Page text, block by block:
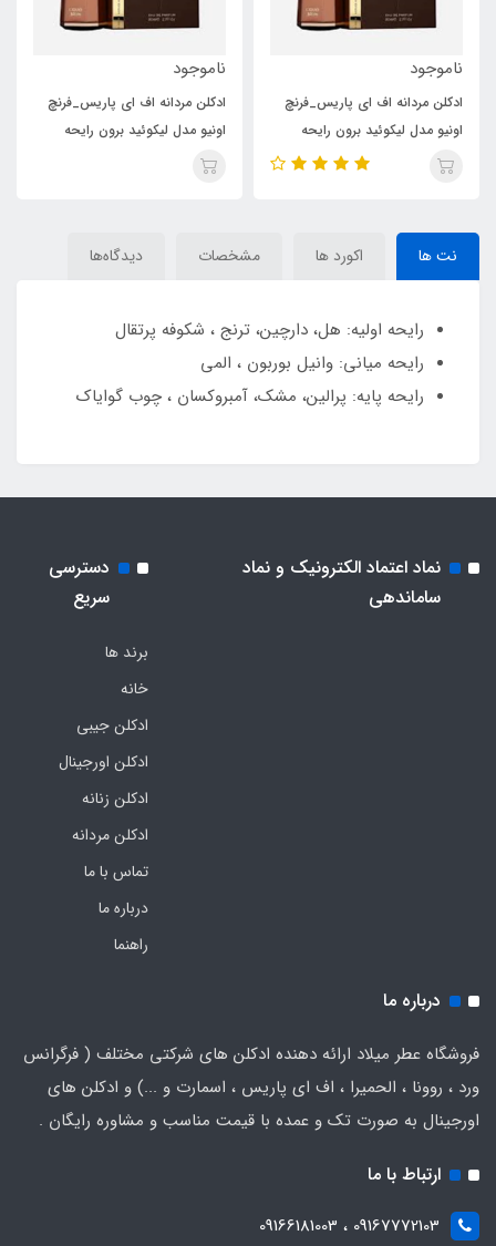
ناموجود
ادکلن مردانه اف ای پاریس_فرنچ
اونیو مدل لیکوئید برون رایحه
پارفومز مارلی التیر_ الثائر( LIQUID
ناموجود
ادکلن مردانه اف ای پاریس_فرنچ
اونیو مدل لیکوئید برون رایحه
نت ها اکورد ها مشخصات دیدگاه‌ها
رایحه اولیه: هل، دارچین، ترنج ، شکوفه پرتقال
رایحه میانی: وانیل بوربون ، المی
رایحه پایه: پرالین، مشک، آمبروکسان ، چوب گوایاک
نماد اعتماد الکترونیک و نماد
ساماندهی
دسترسی
سریع
برند ها
خانه
ادکلن جیبی
ادکلن اورجینال
ادکلن زنانه
ادکلن مردانه
تماس با ما
درباره ما
راهنما
درباره ما
فروشگاه عطر میلاد ارائه دهنده ادکلن های شرکتی مختلف ( فرگرانس
ورد ، روونا ، الحمیرا ، اف ای پاریس ، اسمارت و ...) و ادکلن های
اورجینال به صورت تک و عمده با قیمت مناسب و مشاوره رایگان .
ارتباط با ما
09167772103 ، 09166181003